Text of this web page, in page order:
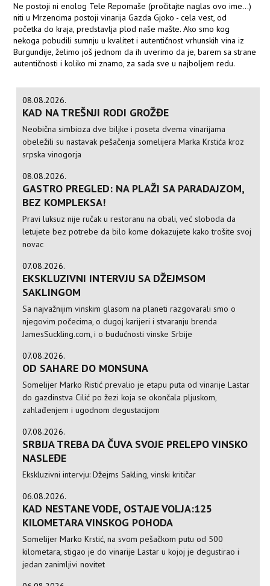
Ne postoji ni enolog Tele Repomaše (pročitajte naglas ovo ime...)
niti u Mrzencima postoji vinarija Gazda Gjoko - cela vest, od
početka do kraja, predstavlja plod naše mašte. Ako smo kog
nekoga pobudili sumnju u kvalitet i autentičnost vrhunskih vina iz
Burgundije, želimo još jednom da ih uverimo da je, barem sa strane
autentičnosti i koliko mi znamo, za sada sve u najboljem redu.
08.08.2026.
KAD NA TREŠNJI RODI GROŽĐE
Neobična simbioza dve biljke i poseta dvema vinarijama
obeležili su nastavak pešačenja somelijera Marka Krstića kroz
srpska vinogorja
08.08.2026.
GASTRO PREGLED: NA PLAŽI SA PARADAJZOM,
BEZ KOMPLEKSA!
Pravi luksuz nije ručak u restoranu na obali, već sloboda da
letujete bez potrebe da bilo kome dokazujete kako trošite svoj
novac
07.08.2026.
EKSKLUZIVNI INTERVJU SA DŽEJMSOM
SAKLINGOM
Sa najvažnijim vinskim glasom na planeti razgovarali smo o
njegovim počecima, o dugoj karijeri i stvaranju brenda
JamesSuckling.com, i o budućnosti vinske Srbije
07.08.2026.
OD SAHARE DO MONSUNA
Somelijer Marko Ristić prevalio je etapu puta od vinarije Lastar
do gazdinstva Cilić po žezi koja se okončala pljuskom,
zahlađenjem i ugodnom degustacijom
07.08.2026.
SRBIJA TREBA DA ČUVA SVOJE PRELEPO VINSKO
NASLEĐE
Ekskluzivni intervju: Džejms Sakling, vinski kritičar
06.08.2026.
KAD NESTANE VODE, OSTAJE VOLJA:125
KILOMETARA VINSKOG POHODA
Somelijer Marko Krstić, na svom pešačkom putu od 500
kilometara, stigao je do vinarije Lastar u kojoj je degustirao i
jedan zanimljivi novitet